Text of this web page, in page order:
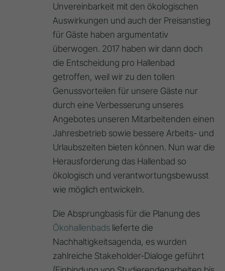
Unvereinbarkeit mit den ökologischen
Auswirkungen und auch der Preisanstieg
für Gäste haben argumentativ
überwogen. 2017 haben wir dann doch
die Entscheidung pro Hallenbad
getroffen, weil wir zu den tollen
Genussvorteilen für unsere Gäste nur
durch eine Verbesserung unseres
Angebotes unseren Mitarbeitenden einen
Jahresbetrieb sowie bessere Arbeits- und
Urlaubszeiten bieten können. Nun war die
Herausforderung das Hallenbad so
ökologisch und verantwortungsbewusst
wie möglich entwickeln.
Die Absprungbasis für die Planung des
Ökohallenbads lieferte die
Nachhaltigkeitsagenda, es wurden
zahlreiche Stakeholder-Dialoge geführt